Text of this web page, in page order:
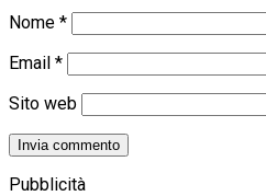
Nome *
Email *
Sito web
Pubblicità